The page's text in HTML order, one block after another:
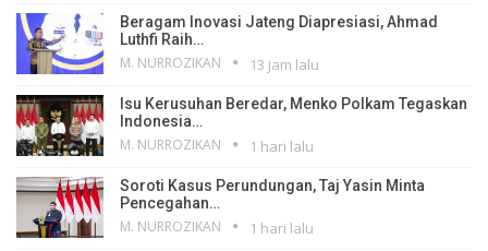
Beragam Inovasi Jateng Diapresiasi, Ahmad
Luthfi Raih…
M. NURROZIKAN 13 jam lalu
Isu Kerusuhan Beredar, Menko Polkam Tegaskan
Indonesia…
M. NURROZIKAN 1 hari lalu
Soroti Kasus Perundungan, Taj Yasin Minta
Pencegahan…
M. NURROZIKAN 1 hari lalu